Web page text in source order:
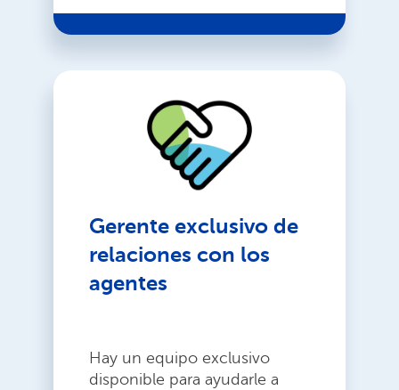
Gerente exclusivo de
relaciones con los
agentes
Hay un equipo exclusivo
disponible para ayudarle a